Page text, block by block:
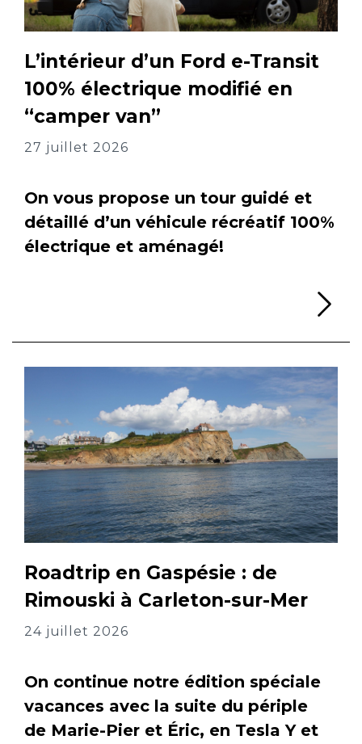
L’intérieur d’un Ford e-Transit
100% électrique modifié en
“camper van”
27 juillet 2026
On vous propose un tour guidé et
détaillé d’un véhicule récréatif 100%
électrique et aménagé!
Roadtrip en Gaspésie : de
Rimouski à Carleton-sur-Mer
24 juillet 2026
On continue notre édition spéciale
vacances avec la suite du périple
de Marie-Pier et Éric, en Tesla Y et